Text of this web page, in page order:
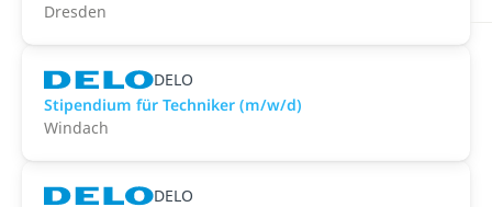
Dresden
DELO
Stipendium für Techniker (m/w/d)
Windach
DELO